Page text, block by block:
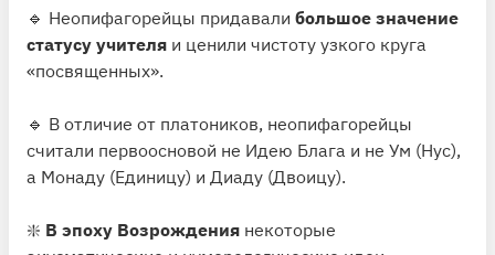
🔹 Неопифагорейцы придавали большое значение
статусу учителя и ценили чистоту узкого круга
«посвященных».
🔹 В отличие от платоников, неопифагорейцы
считали первоосновой не Идею Блага и не Ум (Нус),
а Монаду (Единицу) и Диаду (Двоицу).
❇️ В эпоху Возрождения некоторые